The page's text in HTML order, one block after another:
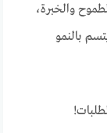
والخبرة،
بالنمو